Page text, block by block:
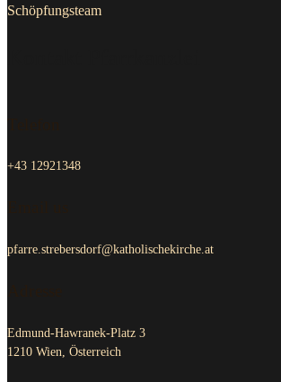
Schöpfungsteam
+43 12921348
pfarre.strebersdorf@katholischekirche.at
Edmund-Hawranek-Platz 3
1210 Wien, Österreich